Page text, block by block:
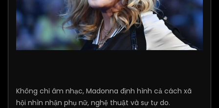
Không chỉ âm nhạc, Madonna định hình cả cách xã
hội nhìn nhận phụ nữ, nghệ thuật và sự tự do.